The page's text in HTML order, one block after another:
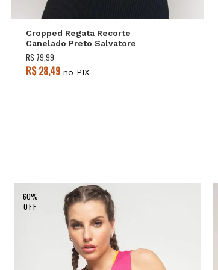
Cropped Regata Recorte
Canelado Preto Salvatore
R$ 79,99
R$ 28,49 no PIX
60%
OFF